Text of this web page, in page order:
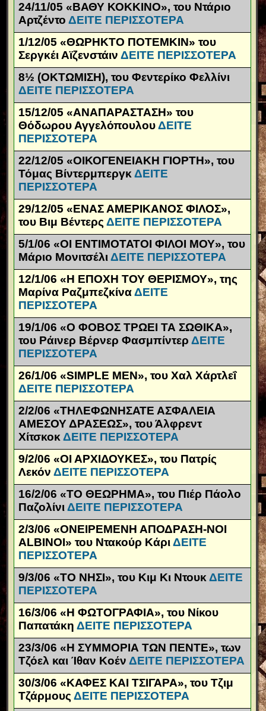
24/11/05 «ΒΑΘΥ ΚΟΚΚΙΝΟ», του Ντάριο
Αρτζέντο ΔΕΙΤΕ ΠΕΡΙΣΣΟΤΕΡΑ
1/12/05 «ΘΩΡΗΚΤΟ ΠΟΤΕΜΚΙΝ» του
Σεργκέι Αϊζενστάιν ΔΕΙΤΕ ΠΕΡΙΣΣΟΤΕΡΑ
8½ (ΟΚΤΩΜΙΣΗ), του Φεντερίκο Φελλίνι
ΔΕΙΤΕ ΠΕΡΙΣΣΟΤΕΡΑ
15/12/05 «ΑΝΑΠΑΡΑΣΤΑΣΗ» του
Θόδωρου ΑγγελόπουλουΔΕΙΤΕ
ΠΕΡΙΣΣΟΤΕΡΑ
22/12/05 «ΟΙΚΟΓΕΝΕΙΑΚΗ ΓΙΟΡΤΗ», του
Τόμας ΒίντερμπεργκΔΕΙΤΕ
ΠΕΡΙΣΣΟΤΕΡΑ
29/12/05 «ΕΝΑΣ ΑΜΕΡΙΚΑΝΟΣ ΦΙΛΟΣ»,
του Βιμ Βέντερς ΔΕΙΤΕ ΠΕΡΙΣΣΟΤΕΡΑ
5/1/06 «ΟΙ ΕΝΤΙΜΟΤΑΤΟΙ ΦΙΛΟΙ ΜΟΥ», του
Μάριο ΜονιτσέλιΔΕΙΤΕ ΠΕΡΙΣΣΟΤΕΡΑ
12/1/06 «Η ΕΠΟΧΗ ΤΟΥ ΘΕΡΙΣΜΟΥ», της
Μαρίνα ΡαζμπεζκίναΔΕΙΤΕ
ΠΕΡΙΣΣΟΤΕΡΑ
19/1/06 «Ο ΦΟΒΟΣ ΤΡΩΕΙ ΤΑ ΣΩΘΙΚΑ»,
του Ράινερ Βέρνερ Φασμπίντερ ΔΕΙΤΕ
ΠΕΡΙΣΣΟΤΕΡΑ
26/1/06 «SIMPLE MEN», του Χαλ Χάρτλεΐ
ΔΕΙΤΕ ΠΕΡΙΣΣΟΤΕΡΑ
2/2/06 «ΤΗΛΕΦΩΝΗΣΑΤΕ ΑΣΦΑΛΕΙΑ
ΑΜΕΣΟΥ ΔΡΑΣΕΩΣ», του Άλφρεντ
ΧίτσκοκΔΕΙΤΕ ΠΕΡΙΣΣΟΤΕΡΑ
9/2/06 «ΟΙ ΑΡΧΙΔΟΥΚΕΣ», του Πατρίς
Λεκόν ΔΕΙΤΕ ΠΕΡΙΣΣΟΤΕΡΑ
16/2/06 «ΤΟ ΘΕΩΡΗΜΑ», του Πιέρ Πάολο
ΠαζολίνιΔΕΙΤΕ ΠΕΡΙΣΣΟΤΕΡΑ
2/3/06 «ΟΝΕΙΡΕΜΕΝΗ ΑΠΟΔΡΑΣΗ-NOI
ALBINOI» του Ντακούρ ΚάριΔΕΙΤΕ
ΠΕΡΙΣΣΟΤΕΡΑ
9/3/06 «ΤΟ ΝΗΣΙ», του Κιμ Κι ΝτουκΔΕΙΤΕ
ΠΕΡΙΣΣΟΤΕΡΑ
16/3/06 «Η ΦΩΤΟΓΡΑΦΙΑ», του Νίκου
Παπατάκη ΔΕΙΤΕ ΠΕΡΙΣΣΟΤΕΡΑ
23/3/06 «Η ΣΥΜΜΟΡΙΑ ΤΩΝ ΠΕΝΤΕ», των
Τζόελ και Ίθαν Κοέν ΔΕΙΤΕ ΠΕΡΙΣΣΟΤΕΡΑ
30/3/06 «ΚΑΦΕΣ ΚΑΙ ΤΣΙΓΑΡΑ», του Τζιμ
Τζάρμους ΔΕΙΤΕ ΠΕΡΙΣΣΟΤΕΡΑ